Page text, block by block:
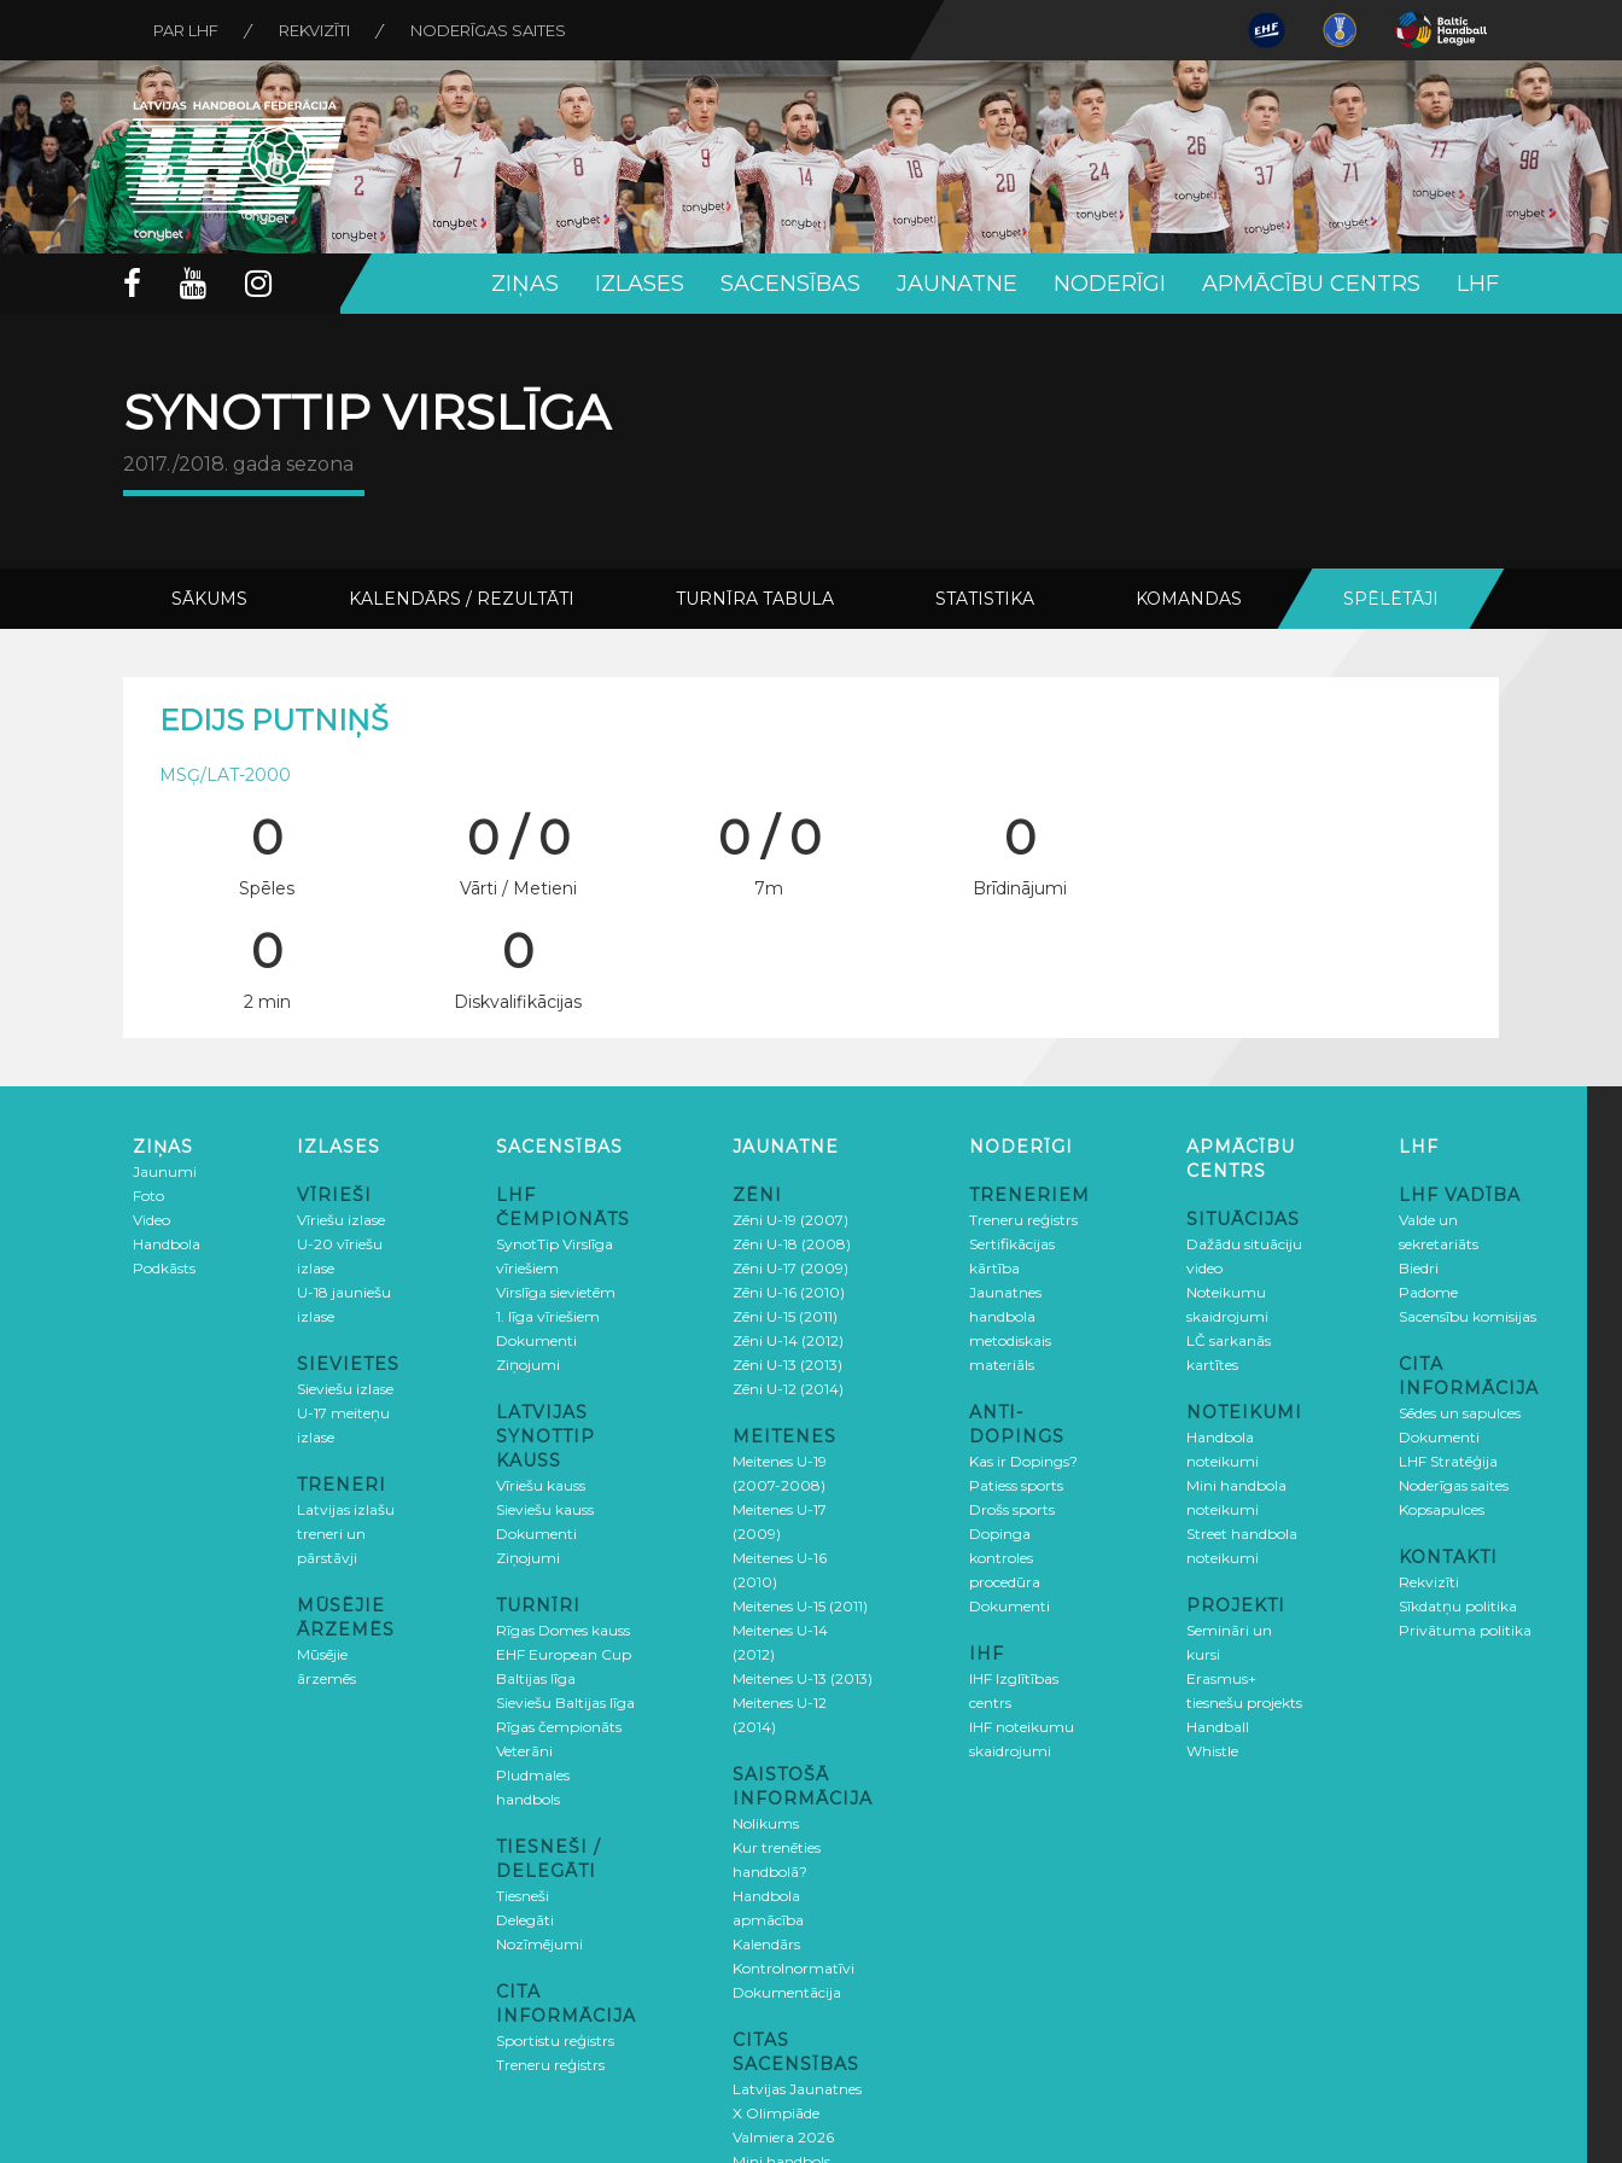
PAR LHF REKVIZĪTI NODERĪGAS SAITES
ZIŅAS IZLASES SACENSĪBAS JAUNATNE NODERĪGI APMĀCĪBU CENTRS LHF
SYNOTTIP VIRSLĪGA
2017./2018. gada sezona
SĀKUMS KALENDĀRS / REZULTĀTI TURNĪRA TABULA STATISTIKA KOMANDAS SPĒLĒTĀJI
EDIJS PUTNIŅŠ
MSĢ/LAT-2000
0
Spēles
0 / 0
Vārti / Metieni
0 / 0
7m
0
Brīdinājumi
0
2 min
0
Diskvalifikācijas
ZIŅAS
Jaunumi
Foto
Video
Handbola
Podkāsts
IZLASES
VĪRIEŠI
Vīriešu izlase
U-20 vīriešu
izlase
U-18 jauniešu
izlase
SIEVIETES
Sieviešu izlase
U-17 meiteņu
izlase
TRENERI
Latvijas izlašu
treneri un
pārstāvji
MŪSĒJIE
ĀRZEMĒS
Mūsējie
ārzemēs
SACENSĪBAS
LHF
ČEMPIONĀTS
SynotTip Virslīga
vīriešiem
Virslīga sievietēm
1. līga vīriešiem
Dokumenti
Ziņojumi
LATVIJAS
SYNOTTIP
KAUSS
Vīriešu kauss
Sieviešu kauss
Dokumenti
Ziņojumi
TURNĪRI
Rīgas Domes kauss
EHF European Cup
Baltijas līga
Sieviešu Baltijas līga
Rīgas čempionāts
Veterāni
Pludmales
handbols
TIESNEŠI /
DELEGĀTI
Tiesneši
Delegāti
Nozīmējumi
CITA
INFORMĀCIJA
Sportistu reģistrs
Treneru reģistrs
JAUNATNE
ZĒNI
Zēni U-19 (2007)
Zēni U-18 (2008)
Zēni U-17 (2009)
Zēni U-16 (2010)
Zēni U-15 (2011)
Zēni U-14 (2012)
Zēni U-13 (2013)
Zēni U-12 (2014)
MEITENES
Meitenes U-19
(2007-2008)
Meitenes U-17
(2009)
Meitenes U-16
(2010)
Meitenes U-15 (2011)
Meitenes U-14
(2012)
Meitenes U-13 (2013)
Meitenes U-12
(2014)
SAISTOŠĀ
INFORMĀCIJA
Nolikums
Kur trenēties
handbolā?
Handbola
apmācība
Kalendārs
Kontrolnormatīvi
Dokumentācija
CITAS
SACENSĪBAS
Latvijas Jaunatnes
X Olimpiāde
Valmiera 2026
NODERĪGI
TRENERIEM
Treneru reģistrs
Sertifikācijas
kārtība
Jaunatnes
handbola
metodiskais
materiāls
ANTI-
DOPINGS
Kas ir Dopings?
Patiess sports
Drošs sports
Dopinga
kontroles
procedūra
Dokumenti
IHF
IHF Izglītības
centrs
IHF noteikumu
skaidrojumi
APMĀCĪBU
CENTRS
SITUĀCIJAS
Dažādu situāciju
video
Noteikumu
skaidrojumi
LČ sarkanās
kartītes
NOTEIKUMI
Handbola
noteikumi
Mini handbola
noteikumi
Street handbola
noteikumi
PROJEKTI
Semināri un
kursi
Erasmus+
tiesnešu projekts
Handball
Whistle
LHF
LHF VADĪBA
Valde un
sekretariāts
Biedri
Padome
Sacensību komisijas
CITA
INFORMĀCIJA
Sēdes un sapulces
Dokumenti
LHF Stratēģija
Noderīgas saites
Kopsapulces
KONTAKTI
Rekvizīti
Sīkdatņu politika
Privātuma politika